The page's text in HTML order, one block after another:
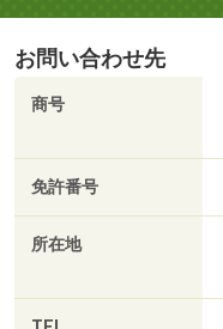
お問い合わせ先
商号
免許番号
所在地